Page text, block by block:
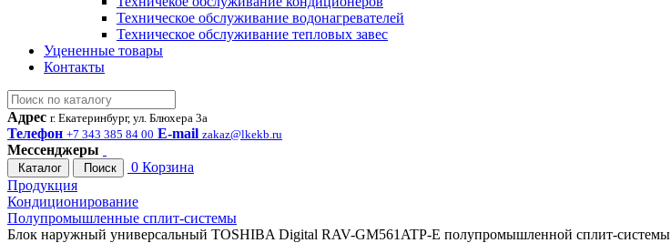
Техническое обслуживание водонагревателей
Техническое обслуживание тепловых завес
Уцененные товары
Контакты
Адрес г. Екатеринбург, ул. Блюхера 3а
Телефон +7 343 385 84 00 E-mail zakaz@lkekb.ru
Мессенджеры
Каталог Поиск 0 Корзина
Продукция
Кондиционирование
Полупромышленные сплит-системы
Блок наружный универсальный TOSHIBA Digital RAV-GM561ATP-E полупромышленной сплит-системы